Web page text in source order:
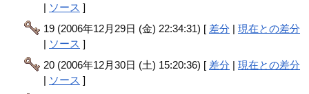
| ソース ]
19 (2006年12月29日 (金) 22:34:31) [ 差分 |現在との差分
| ソース ]
20 (2006年12月30日 (土) 15:20:36) [ 差分 |現在との差分
| ソース ]